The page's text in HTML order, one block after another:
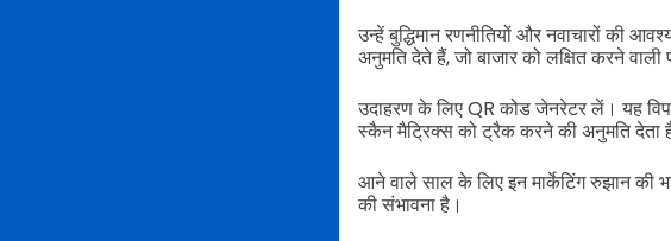
उन्हें बुद्धिमान रणनीतियों और नवाचारों की
अनुमति देते हैं, जो बाजार को लक्षित करने
उदाहरण के लिए QR कोड जेनरेटर लें। यह
स्कैन मैट्रिक्स को ट्रैक करने की अनुमति
आने वाले साल के लिए इन मार्केटिंग रुझान
की संभावना है।